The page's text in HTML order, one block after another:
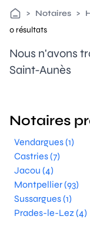
> Notaires >
0 résultats
Nous n'avons
Saint-Aunès
Notaires
Vendargues (1)
Castries (7)
Jacou (4)
Montpellier (93)
Sussargues (1)
Prades-le-Lez (4)